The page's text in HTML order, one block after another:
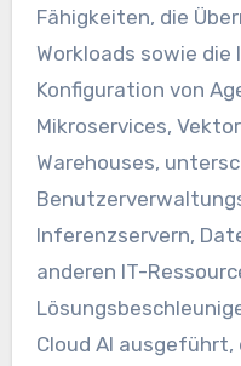
Fähigkeiten, die
Workloads sowie
Konfiguration von
Mikroservices,
Warehouses,
Inferenzservern,
anderen IT-
Cloud AI ausgeführt,